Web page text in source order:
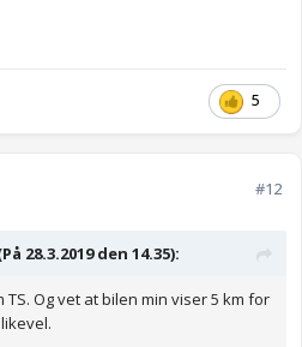
5
#12
28.3.2019 den 14.35):
Og vet at bilen min viser 5 km for